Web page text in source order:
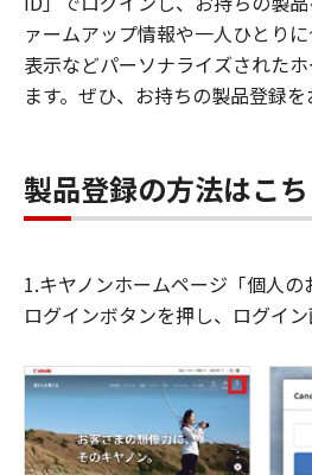
ァームアップ情報や一人ひとり
表示などパーソナライズされた
ます。ぜひ、お持ちの製品登録を
製品登録の方法はこ
1.キヤノンホームページ「個人の
ログインボタンを押し、ログイ